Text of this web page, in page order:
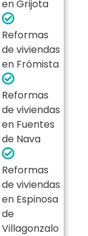
en Grijota
Reformas
de viviendas
en Frómista
Reformas
de viviendas
en Fuentes
de Nava
Reformas
de viviendas
en Espinosa
de
Villagonzalo